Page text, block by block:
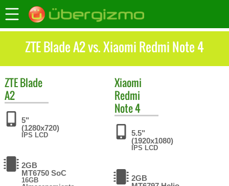
ZTE Blade A2 vs. Xiaomi Redmi Note 4
ZTEBlade
A2
5"
(1280x720)
IPS LCD
2GB
MT6750 SoC
16GB
Xiaomi
Redmi
Note 4
5.5"
(1920x1080)
IPS LCD
2GB